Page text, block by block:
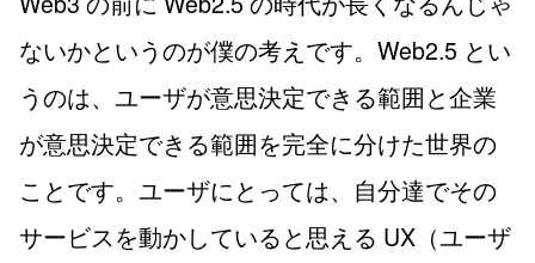
ないかというのが僕の考えです。Web2.5 とい
うのは、ユーザが意思決定できる範囲と企業
が意思決定できる範囲を完全に分けた世界の
ことです。ユーザにとっては、自分達でその
サービスを動かしていると思える UX（ユーザ